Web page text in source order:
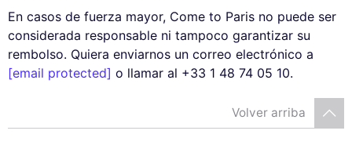
En casos de fuerza mayor, Come to Paris no puede ser
considerada responsable ni tampoco garantizar su
rembolso. Quiera enviarnos un correo electrónico a
[email protected] o llamar al +33 1 48 74 05 10.
Volver arriba